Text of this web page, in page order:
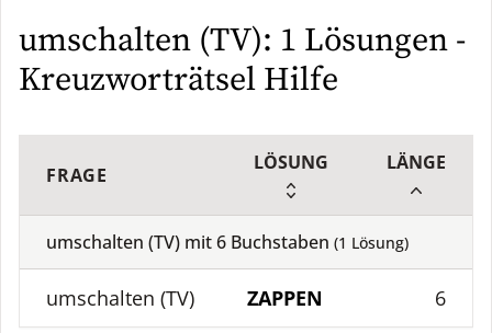
umschalten (TV): 1 Lösungen -
Kreuzworträtsel Hilfe
FRAGE
LÖSUNG LÄNGE
umschalten (TV) mit6 Buchstaben (1 Lösung)
umschalten (TV) ZAPPEN 6